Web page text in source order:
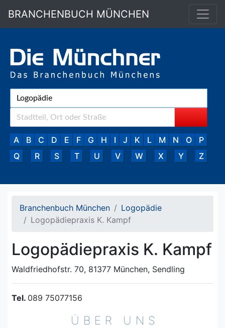
BRANCHENBUCH MÜNCHEN
A B C D E F G H I J K L M N O
P
Q
R S T U V W X Y Z
Branchenbuch München
Logopädie
Logopädiepraxis K. Kampf
Logopädiepraxis K. Kampf
Waldfriedhofstr. 70, 81377 München, Sendling
Tel. 089 75077156
ÜBER UNS